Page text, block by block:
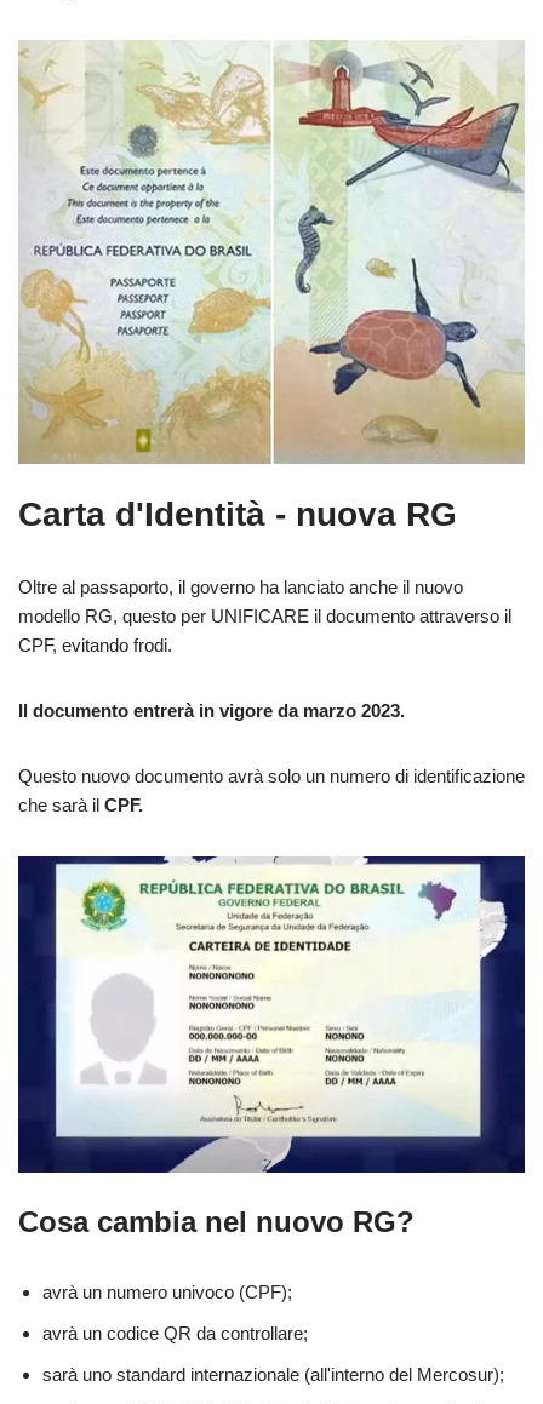
Carta d'Identità - nuova RG
Oltre al passaporto, il governo ha lanciato anche il nuovo
modello RG, questo per UNIFICARE il documento attraverso il
CPF, evitando frodi.
Il documento entrerà in vigore da marzo 2023.
Questo nuovo documento avrà solo un numero di identificazione
che sarà il CPF.
Cosa cambia nel nuovo RG?
avrà un numero univoco (CPF);
avrà un codice QR da controllare;
sarà uno standard internazionale (all'interno del Mercosur);